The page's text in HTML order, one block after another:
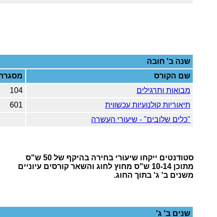
שנה ב' חובה
שם הקורס
מבואות ותרגילים
104
תיאוריות קולנועיות עכשווית
601
"כלים שלובים" - שיעורי העשרה
סטודנטים ייקחו שיעורי בחירה בהיקף של 50 ש"ס
מתוכן 10-14 ש"ס מחוץ לחוג והשאר קורסים עיוניים
משנים ב' ג' בתוך החוג.
שנים ב' ג'